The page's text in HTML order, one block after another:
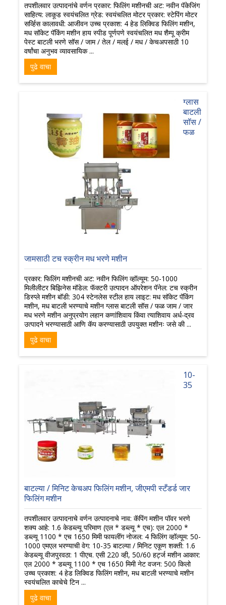
तपशीलवार उत्पादनांचे वर्णन प्रकार: फिलिंग मशीनची अट: नवीन पॅकेजिंग
साहित्य: लाकूड स्वयंचलित ग्रेड: स्वयंचलित मोटर प्रकार: स्टेपिंग मोटर
सर्व्हिस कालावधी: आजीवन उच्च प्रकाश: 4 हेड लिक्विड फिलिंग मशीन,
मध सॉकेट पॅकिंग मशीन हाय स्पीड पूर्णपणे स्वयंचलित मध शैम्पू क्रीम
पेस्ट बाटली भरणे सॉस / जाम / तेल / मलई / मध / केचअपसाठी 10
वर्षांचा अनुभव व्यावसायिक ...
पुढे वाचा
ग्लास
बाटली
सॉस /
फळ
जामसाठी टच स्क्रीन मध भरणे मशीन
प्रकार: फिलिंग मशीनची अट: नवीन फिलिंग व्हॉल्यूम: 50-1000
मिलीलीटर बिझिनेस मॉडेल: फॅक्टरी उत्पादन ऑपरेशन पॅनेल: टच स्क्रीन
डिस्प्ले मशीन बॉडी: 304 स्टेनलेस स्टील हाय लाइट: मध सॉकेट पॅकिंग
मशीन, मध बाटली भरण्याचे मशीन ग्लास बाटली सॉस / फळ जाम / जार
मध भरणे मशीन अनुप्रयोग लहान कणांशिवाय किंवा त्याशिवाय अर्ध-द्रव
उत्पादने भरण्यासाठी आणि कॅप करण्यासाठी उपयुक्त मशीनः जसे की ...
पुढे वाचा
10-
35
बाटल्या / मिनिट केचअप फिलिंग मशीन, जीएमपी स्टँडर्ड जार
फिलिंग मशीन
तपशीलवार उत्पादनाचे वर्णन उत्पादनाचे नाव: कॅपिंग मशीन पॉवर भरणे
शक्य आहे: 1.6 केडब्ल्यू परिमाण (एल * डब्ल्यू * एच): एल 2000 *
डब्ल्यू 1100 * एच 1650 मिमी फायलींग नोजल: 4 फिलिंग व्हॉल्यूम: 50-
1000 एमएल भरण्याची वेग: 10-35 बाटल्या / मिनिट एकूण शक्ती: 1.6
केडब्ल्यू वीजपुरवठा: 1 पीएच. एसी 220 व्ही, 50/60 हर्ट्ज मशीन आकार:
एल 2000 * डब्ल्यू 1100 * एच 1650 मिमी नेट वजन: 500 किलो
उच्च प्रकाश: 4 हेड लिक्विड फिलिंग मशीन, मध बाटली भरण्याचे मशीन
स्वयंचलित काचेचे टिन ...
पुढे वाचा